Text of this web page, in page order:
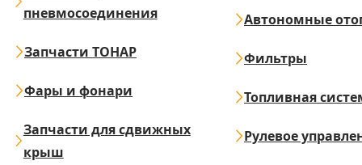
пневмосоединения
Запчасти ТОНАР
Фары и фонари
Запчасти для сдвижных
крыш
Автономные
Фильтры
Топливная
Рулевое